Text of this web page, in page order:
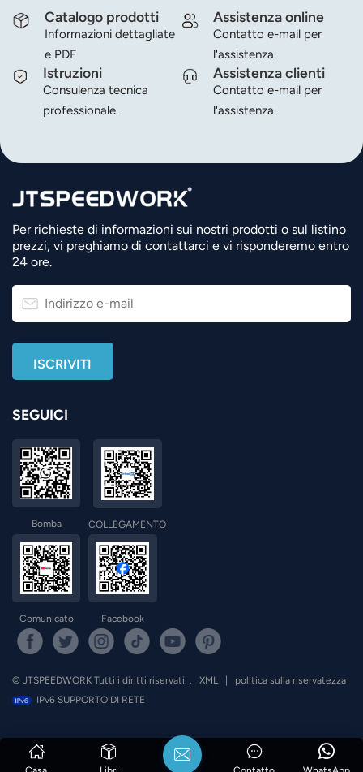
Catalogo prodotti
Informazioni dettagliate
e PDF
Assistenza online
Contatto e-mail per
l'assistenza.
Istruzioni
Consulenza tecnica
professionale.
Assistenza clienti
Contatto e-mail per
l'assistenza.
Per richieste di informazioni sui nostri prodotti o sul listino
prezzi, vi preghiamo di contattarci e vi risponderemo entro
24 ore.
SEGUICI
Bomba COLLEGAMENTO
Comunicato Facebook
© JTSPEEDWORK Tutti i diritti riservati. . XML
politica sulla riservatezza
IPv6 SUPPORTO DI RETE